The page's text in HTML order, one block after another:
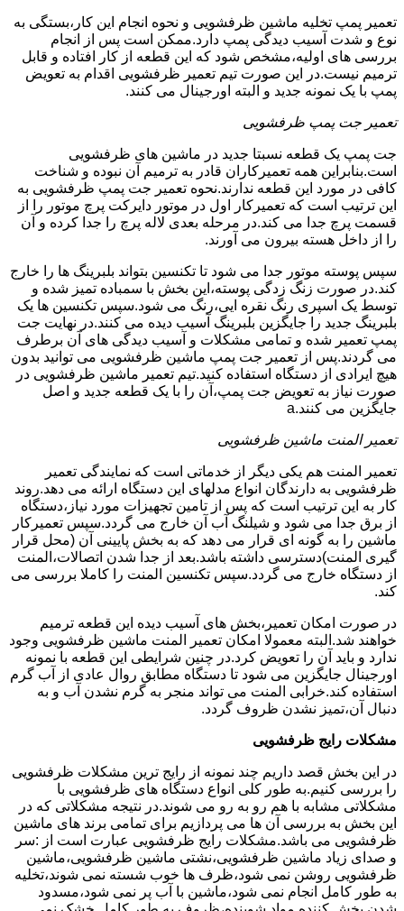
تعمیر پمپ تخلیه ماشین ظرفشویی و نحوه انجام این کار،بستگی به
نوع و شدت آسیب دیدگی پمپ دارد.ممکن است پس از انجام
بررسی های اولیه،مشخص شود که این قطعه از کار افتاده و قابل
ترمیم نیست.در این صورت تیم تعمیر ظرفشویی اقدام به تعویض
پمپ با یک نمونه جدید و البته اورجینال می کنند.
تعمیر جت پمپ ظرفشویی
جت پمپ یک قطعه نسبتا جدید در ماشین های ظرفشویی
است.بنابراین همه تعمیرکاران قادر به ترمیم آن نبوده و شناخت
کافی در مورد این قطعه ندارند.نحوه تعمیر جت پمپ ظرفشویی به
این ترتیب است که تعمیرکار اول در موتور دایرکت پرچ موتور را از
قسمت پرچ جدا می کند.در مرحله بعدی لاله پرچ را جدا کرده و آن
را از داخل هسته بیرون می آورند.
سپس پوسته موتور جدا می شود تا تکنسین بتواند بلبرینگ ها را خارج
کند.در صورت زنگ زدگی پوسته،این بخش با سمباده تمیز شده و
توسط یک اسپری رنگ نقره ایی،رنگ می شود.سپس تکنسین ها یک
بلبرینگ جدید را جایگزین بلبرینگ آسیب دیده می کنند.در نهایت جت
پمپ تعمیر شده و تمامی مشکلات و آسیب دیدگی های آن برطرف
می گردند.پس از تعمیر جت پمپ ماشین ظرفشویی می توانید بدون
هیچ ایرادی از دستگاه استفاده کنید.تیم تعمیر ماشین ظرفشویی در
صورت نیاز به تعویض جت پمپ،آن را با یک قطعه جدید و اصل
جایگزین می کنند.a
تعمیر المنت ماشین ظرفشویی
تعمیر المنت هم یکی دیگر از خدماتی است که نمایندگی تعمیر
ظرفشویی به دارندگان انواع مدلهای این دستگاه ارائه می دهد.روند
کار به این ترتیب است که پس از تامین تجهیزات مورد نیاز،دستگاه
از برق جدا می شود و شیلنگ آب آن خارج می گردد.سپس تعمیرکار
ماشین را به گونه ای قرار می دهد که به بخش پایینی آن (محل قرار
گیری المنت)دسترسی داشته باشد.بعد از جدا شدن اتصالات،المنت
از دستگاه خارج می گردد.سپس تکنسین المنت را کاملا بررسی می
کند.
در صورت امکان تعمیر،بخش های آسیب دیده این قطعه ترمیم
خواهند شد.البته معمولا امکان تعمیر المنت ماشین ظرفشویی وجود
ندارد و باید آن را تعویض کرد.در چنین شرایطی این قطعه با نمونه
اورجینال جایگزین می شود تا دستگاه مطابق روال عادی از آب گرم
استفاده کند.خرابی المنت می تواند منجر به گرم نشدن آب و به
دنبال آن،تمیز نشدن ظروف گردد.
مشکلات رایج ظرفشویی
در این بخش قصد داریم چند نمونه از رایج ترین مشکلات ظرفشویی
را بررسی کنیم.به طور کلی انواع دستگاه های ظرفشویی با
مشکلاتی مشابه با هم رو به رو می شوند.در نتیجه مشکلاتی که در
این بخش به بررسی آن ها می پردازیم برای تمامی برند های ماشین
ظرفشویی می باشد.مشکلات رایج ظرفشویی عبارت است از :سر
و صدای زیاد ماشین ظرفشویی،نشتی ماشین ظرفشویی،ماشین
ظرفشویی روشن نمی شود،ظرف ها خوب شسته نمی شوند،تخلیه
به طور کامل انجام نمی شود،ماشین با آب پر نمی شود،مسدود